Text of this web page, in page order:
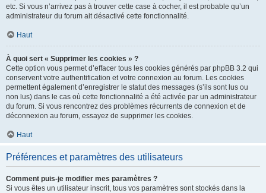
etc. Si vous n’arrivez pas à trouver cette case à cocher, il est probable qu’un
administrateur du forum ait désactivé cette fonctionnalité.
Haut
À quoi sert « Supprimer les cookies » ?
Cette option vous permet d’effacer tous les cookies générés par phpBB 3.2 qui
conservent votre authentification et votre connexion au forum. Les cookies
permettent également d’enregistrer le statut des messages (s’ils sont lus ou
non lus) dans le cas où cette fonctionnalité a été activée par un administrateur
du forum. Si vous rencontrez des problèmes récurrents de connexion et de
déconnexion au forum, essayez de supprimer les cookies.
Haut
Préférences et paramètres des utilisateurs
Comment puis-je modifier mes paramètres ?
Si vous êtes un utilisateur inscrit, tous vos paramètres sont stockés dans la